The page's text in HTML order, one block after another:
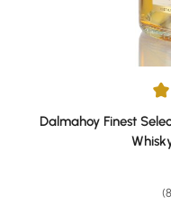
Durchschnittliche
Dalmahoy Finest